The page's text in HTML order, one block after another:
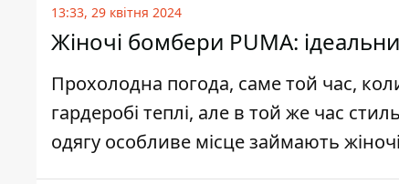
13:33, 29 квітня 2024
Жіночі бомбери PUMA:
Прохолодна погода, саме той час,
гардеробі теплі, але в той же час
одягу особливе місце займають